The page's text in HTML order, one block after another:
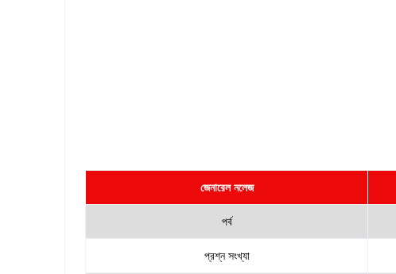
জেনারেল নলেজ
পর্ব
প্রশ্ন সংখ্যা